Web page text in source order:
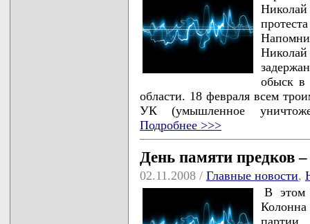
Николай
обыск в
области. 18 февраля всем
УК (умышленное
Подробнее >>>
День памяти предков
02.11.2008 / Главные новости,
В этом
Колонна